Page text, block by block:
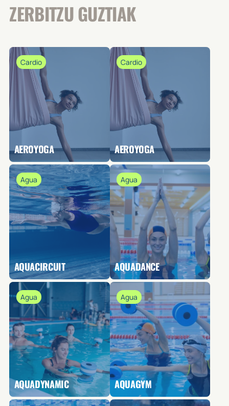
ZERBITZU GUZTIAK
Cardio
AEROYOGA
Cardio
AEROYOGA
Agua
AQUACIRCUIT
Agua
AQUADANCE
Agua
AQUADYNAMIC
Agua
AQUAGYM